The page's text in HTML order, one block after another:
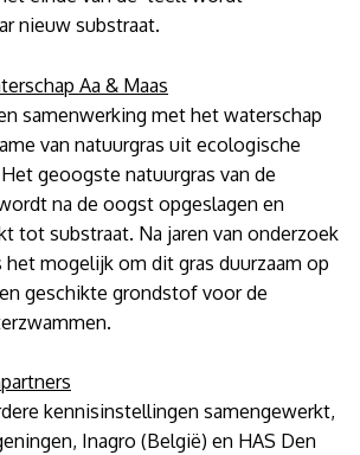
nieuw substraat.
Aa & Maas
samenwerking met het waterschap
van natuurgras uit ecologische
geoogste natuurgras van de
na de oogst opgeslagen en
tot substraat. Na jaren van onderzoek
het mogelijk om dit gras duurzaam op
geschikte grondstof voor de
kennisinstellingen samengewerkt,
Inagro (België) en HAS Den